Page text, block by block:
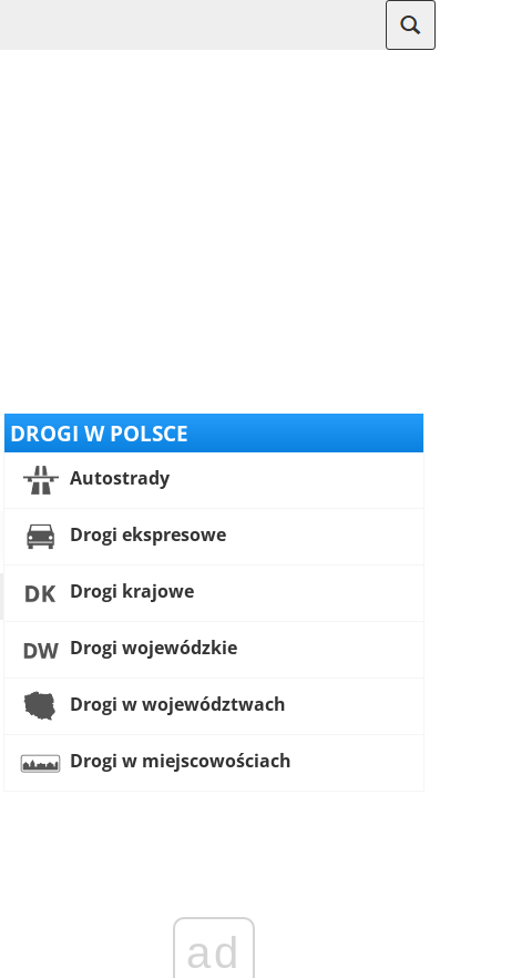
DROGI W POLSCE
Autostrady
Drogi ekspresowe
Drogi krajowe
Drogi wojewódzkie
Drogi w województwach
Drogi w miejscowościach
ad